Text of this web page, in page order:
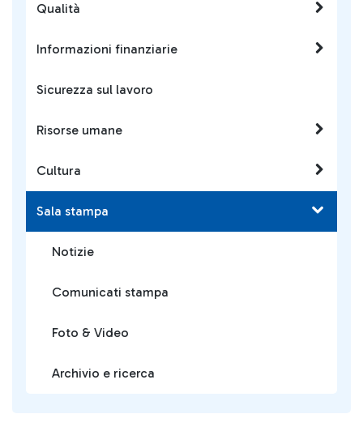
Qualità
Informazioni finanziarie
Sicurezza sul lavoro
Risorse umane
Cultura
Sala stampa
Notizie
Comunicati stampa
Foto & Video
Archivio e ricerca